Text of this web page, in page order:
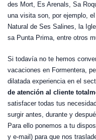
des Mort, Es Arenals, Sa
una visita son, por ejemplo,
Natural de Ses Salines, la
sa Punta Prima, entre otros
Si todavía no te hemos
vacaciones en Formentera,
dilatada experiencia en el
de atención al cliente
satisfacer todas tus
surgir antes, durante y
Para ello ponemos a tu
y e-mail) para que nos